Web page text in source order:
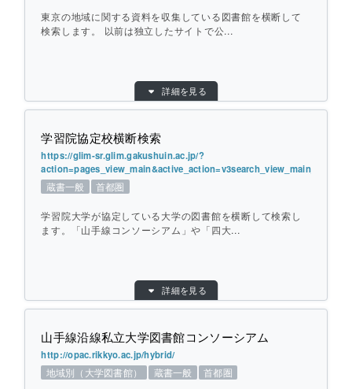
地域： 首都圏
横断方式： 対象館のデータベースを横断して検索
個別ページを開く
東京の地域に関する資料を収集している図書館を横断して
検索します。 以前は独立したサイトで公...
行政資料
tokyo_search/tabid/3443/Default.aspx
提供元： 東京都立図書館
対象館数： 7
地域： 首都圏
横断方式： 対象館のデータベースを横断して検索
ひとこと紹介：
たサイトで公開されていましたが、現在は
「東京都図書館統合検索」の１グループと
個別ページを開く
詳細を見る
学習院協定校横断検索
https://glim-sr.glim.gakushuin.ac.jp/?
蔵書一般 首都圏
学習院大学が協定している大学の図書館を横断して検索し
ます。「山手線コンソーシアム」や「四大...
蔵書一般
=pages_view_main&active_action=v3searc
h_view_main_init&block_id=296&tab_num
=1
提供元： 学習院大学図書館
詳細を見る
山手線沿線私立大学図書館コンソーシアム
http://opac.rikkyo.ac.jp/hybrid/
地域別（大学図書館） 蔵書一般 首都圏